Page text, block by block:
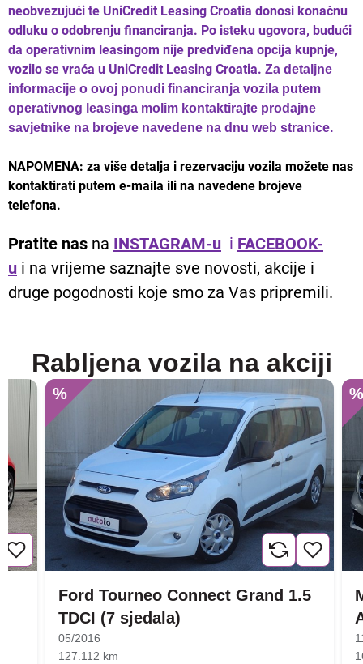
neobvezujući te UniCredit Leasing Croatia donosi konačnu
odluku o odobrenju financiranja. Po isteku ugovora, budući
da operativnim leasingom nije predviđena opcija kupnje,
vozilo se vraća u UniCredit Leasing Croatia. Za detaljne
informacije o ovoj ponudi financiranja vozila putem
operativnog leasinga molim kontaktirajte prodajne
savjetnike na brojeve navedene na dnu web stranice.
NAPOMENA: za više detalja i rezervaciju vozila možete nas
kontaktirati putem e-maila ili na navedene brojeve
telefona.
Pratite nas na INSTAGRAM-u i FACEBOOK-
u i na vrijeme saznajte sve novosti, akcije i
druge pogodnosti koje smo za Vas pripremili.
Rabljena vozila na akciji
%
Ford Tourneo Connect Grand 1.5
TDCI (7 sjedala)
05/2016
127.112 km